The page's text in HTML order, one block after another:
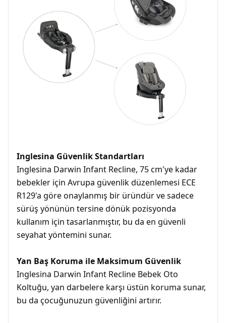
Inglesina Güvenlik Standartları
Inglesina Darwin Infant Recline, 75 cm'ye kadar
bebekler için Avrupa güvenlik düzenlemesi ECE
R129'a göre onaylanmış bir üründür ve sadece
sürüş yönünün tersine dönük pozisyonda
kullanım için tasarlanmıştır, bu da en güvenli
seyahat yöntemini sunar.
Yan Baş Koruma ile Maksimum Güvenlik
Inglesina Darwin Infant Recline Bebek Oto
Koltuğu, yan darbelere karşı üstün koruma sunar,
bu da çocuğunuzun güvenliğini artırır.